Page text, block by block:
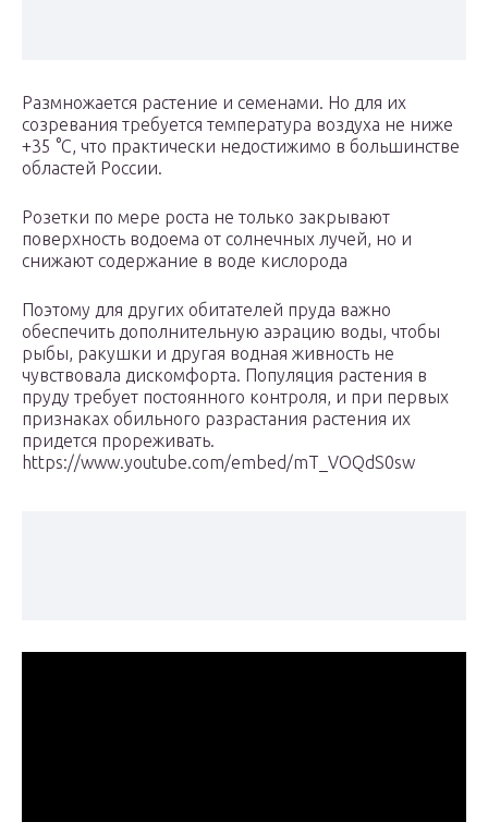
Размножается растение и семенами. Но для их
созревания требуется температура воздуха не ниже
+35 °C, что практически недостижимо в большинстве
областей России.
Розетки по мере роста не только закрывают
поверхность водоема от солнечных лучей, но и
снижают содержание в воде кислорода
Поэтому для других обитателей пруда важно
обеспечить дополнительную аэрацию воды, чтобы
рыбы, ракушки и другая водная живность не
чувствовала дискомфорта. Популяция растения в
пруду требует постоянного контроля, и при первых
признаках обильного разрастания растения их
придется прореживать.
https://www.youtube.com/embed/mT_VOQdS0sw